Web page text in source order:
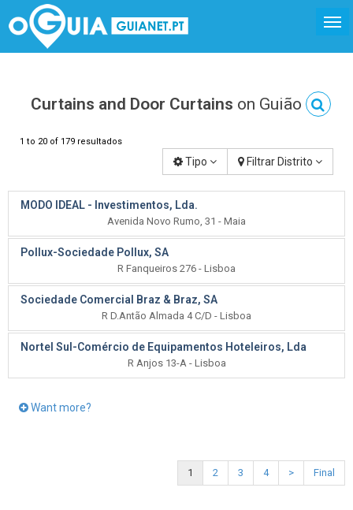
Curtains and Door Curtains on Guião
1 to 20 of 179 resultados
Tipo Filtrar Distrito
MODO IDEAL - Investimentos, Lda.
Avenida Novo Rumo, 31 - Maia
Pollux-Sociedade Pollux, SA
R Fanqueiros 276 - Lisboa
Sociedade Comercial Braz & Braz, SA
R D.Antão Almada 4 C/D - Lisboa
Nortel Sul-Comércio de Equipamentos Hoteleiros, Lda
R Anjos 13-A - Lisboa
Want more?
1 2 3 4 > Final